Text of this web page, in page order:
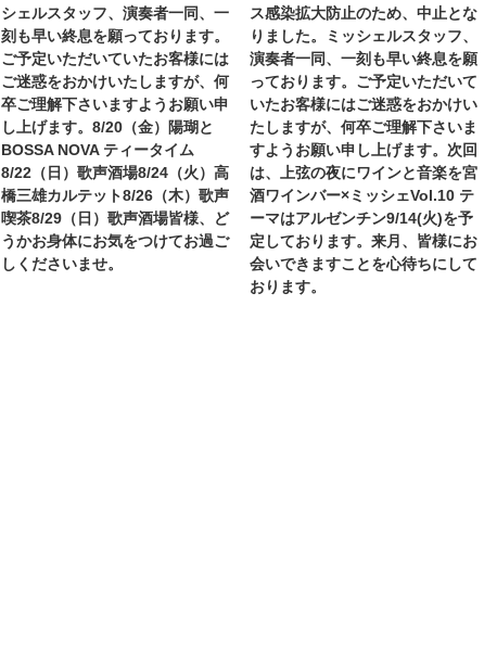
シェルスタッフ、演奏者一同、一
刻も早い終息を願っております。
ご予定いただいていたお客様には
ご迷惑をおかけいたしますが、何
卒ご理解下さいますようお願い申
し上げます。8/20（金）陽瑚と
BOSSA NOVA ティータイム
8/22（日）歌声酒場8/24（火）高
橋三雄カルテット8/26（木）歌声
喫茶8/29（日）歌声酒場皆様、ど
うかお身体にお気をつけてお過ご
しくださいませ。
ス感染拡大防止のため、中止とな
りました。ミッシェルスタッフ、
演奏者一同、一刻も早い終息を願
っております。ご予定いただいて
いたお客様にはご迷惑をおかけい
たしますが、何卒ご理解下さいま
すようお願い申し上げます。次回
は、上弦の夜にワインと音楽を宮
酒ワインバー×ミッシェVol.10 テ
ーマはアルゼンチン9/14(火)を予
定しております。来月、皆様にお
会いできますことを心待ちにして
おります。